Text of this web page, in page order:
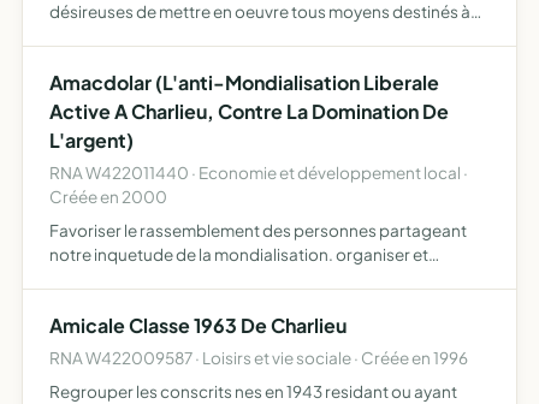
désireuses de mettre en oeuvre tous moyens destinés à
luc…
Amacdolar (L'anti-Mondialisation Liberale
Active A Charlieu, Contre La Domination De
L'argent)
RNA W422011440 · Economie et développement local ·
Créée en 2000
Favoriser le rassemblement des personnes partageant
notre inquetude de la mondialisation. organiser et
Amicale Classe 1963 De Charlieu
RNA W422009587 · Loisirs et vie sociale · Créée en 1996
Regrouper les conscrits nes en 1943 residant ou ayant